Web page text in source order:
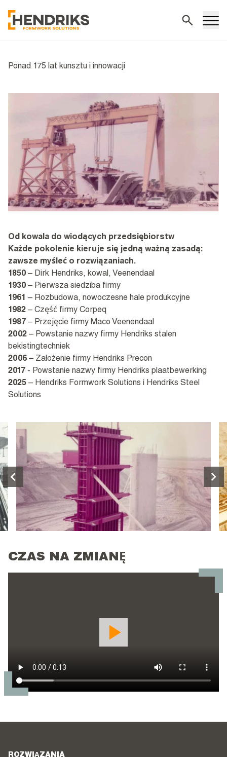
Ponad 175 lat kunsztu i innowacji
Od kowala do wiodących przedsiębiorstw
Każde pokolenie kieruje się jedną ważną zasadą:
zawsze myśleć o rozwiązaniach.
1850 – Dirk Hendriks, kowal, Veenendaal
1930 – Pierwsza siedziba firmy
1961 – Rozbudowa, nowoczesne hale produkcyjne
1982 – Część firmy Corpeq
1987 – Przejęcie firmy Maco Veenendaal
2002 – Powstanie nazwy firmy Hendriks stalen
bekistingtechniek
2006 – Założenie firmy Hendriks Precon
2017 - Powstanie nazwy firmy Hendriks plaatbewerking
2025 – Hendriks Formwork Solutions i Hendriks Steel
Solutions
CZAS NA ZMIANĘ
ROZWIĄZANIA